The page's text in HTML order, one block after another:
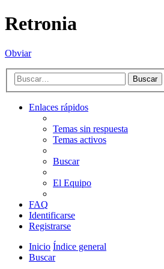
Retronia
Obviar
Buscar
Enlaces rápidos
Temas sin respuesta
Temas activos
Buscar
El Equipo
FAQ
Identificarse
Registrarse
Inicio Índice general
Buscar